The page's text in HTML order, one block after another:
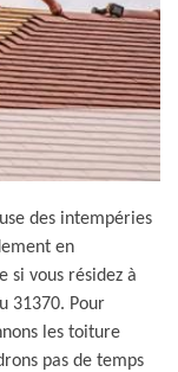
des intempéries
en
si vous résidez à
31370. Pour
les toiture
pas de temps